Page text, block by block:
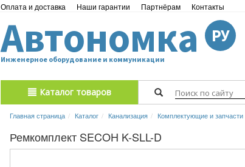
Оплата и доставка Наши гарантии Партнёрам Контакты
Автономка РУ
Инженерное оборудование и коммуникации
Каталог товаров
Главная страница Каталог Канализация Комплектующие и запчасти
Ремкомплект SECOH K-SLL-D